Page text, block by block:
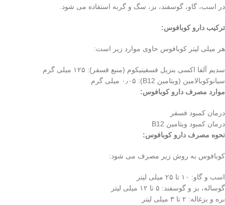
در اسب، گاو، گوسفند، بز، سگ و گربه استفاده می شود.
ترکیب دارو کوبافوس:
هر میلی لیتر کوبافوس حاوی موارد زیر است:
سدیم آلفا اکسی بنزیل فسفینیکوم (منبع فسفر): ۱۲۵ میلی گرم
سیانوکوبالامین (ویتامین B12): ۰٫۰۵ میلی گرم
موارد مصرف دارو کوبافوس:
درمان کمبود فسفر
درمان کمبود ویتامین B12
نحوه مصرف دارو کوبافوس:
کوبافوس به روش زیر مصرف می شود:
اسب و گاو: ۱۰ تا ۲۵ میلی لیتر
گوساله، بز و گوسفند: ۵ تا ۱۲ میلی لیتر
بره و بزغاله: ۲ تا ۳ میلی لیتر